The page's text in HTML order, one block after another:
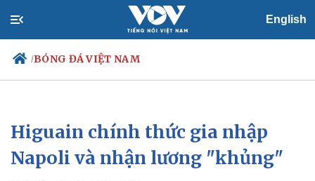
English
/BÓNG ĐÁ VIỆT NAM
Chính trị
Đảng
Tổ chức nhân sự
Xã hội
Tin 24h
Dự báo thời tiết
Higuain chính thức gia nhập
Napoli và nhận lương "khủng"